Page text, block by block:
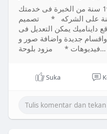
المستوى الاول مجاناً
مجاناً
مثل فيس بوك و
غير محدودة + دومين مجاناً
عرض تصميم شركة نت مصر 19 سنة من الخبرة فى خدمتك
بمناسبة مرور 19 سنة على الشركه * تصميم
يمكن التعديل فى
جديدة واضافة صور و
فيديوهات * مزود بلوحة…
Suka